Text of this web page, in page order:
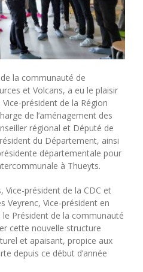
la communauté de
et Volcans, a eu le plaisir
Vice-président de la Région
de l’aménagement des
régional et Député de
du Département, ainsi
départementale pour
à Thueyts.
Vice-président de la CDC et
Veyrenc, Vice-président en
Président de la communauté
cette nouvelle structure
et apaisant, propice aux
depuis ce début d’année